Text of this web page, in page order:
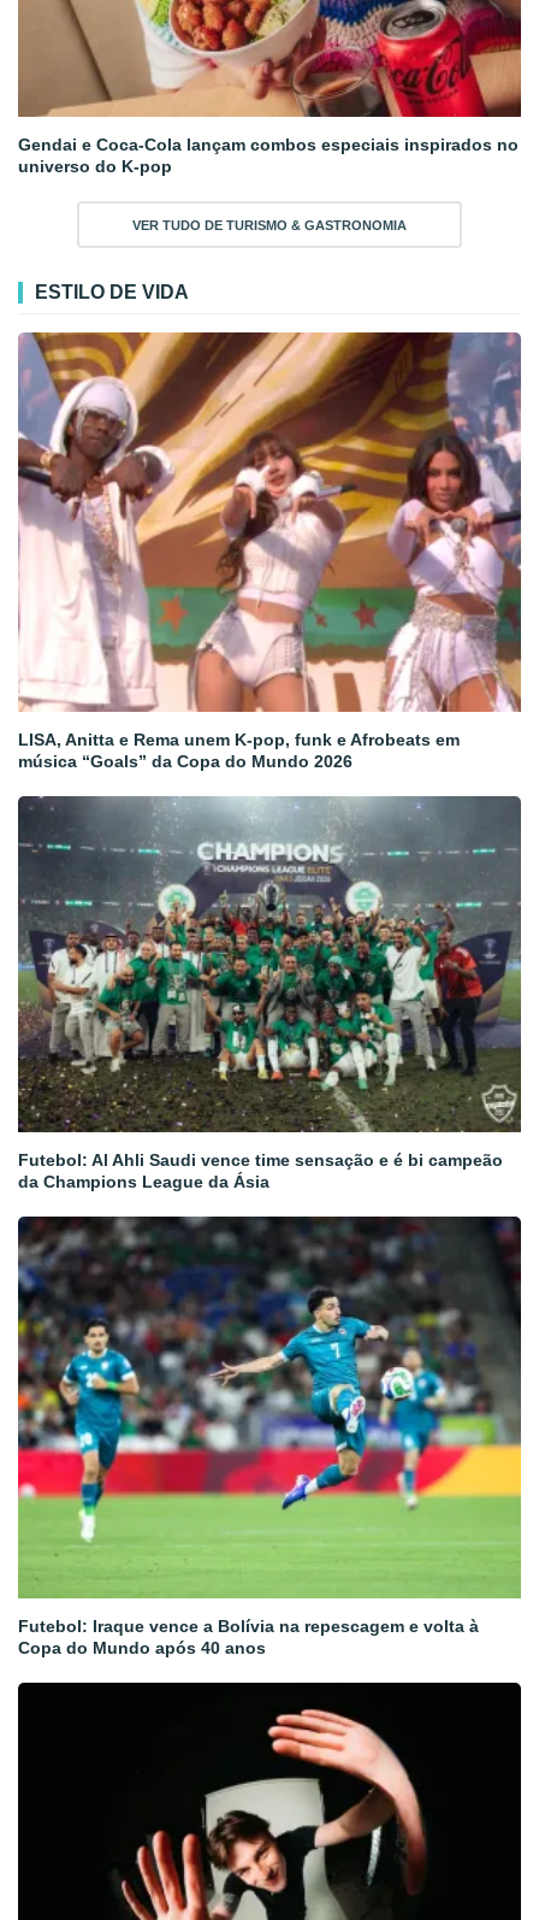
Gendai e Coca-Cola lançam combos especiais inspirados no
universo do K-pop
VER TUDO DE TURISMO & GASTRONOMIA
ESTILO DE VIDA
LISA, Anitta e Rema unem K-pop, funk e Afrobeats em
música “Goals” da Copa do Mundo 2026
Futebol: Al Ahli Saudi vence time sensação e é bi campeão
da Champions League da Ásia
Futebol: Iraque vence a Bolívia na repescagem e volta à
Copa do Mundo após 40 anos